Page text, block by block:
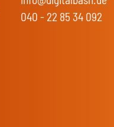
040 - 22 85 34 092